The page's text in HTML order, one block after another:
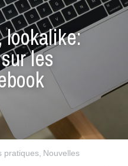
lookalike:
les
pratiques, Nouvelles